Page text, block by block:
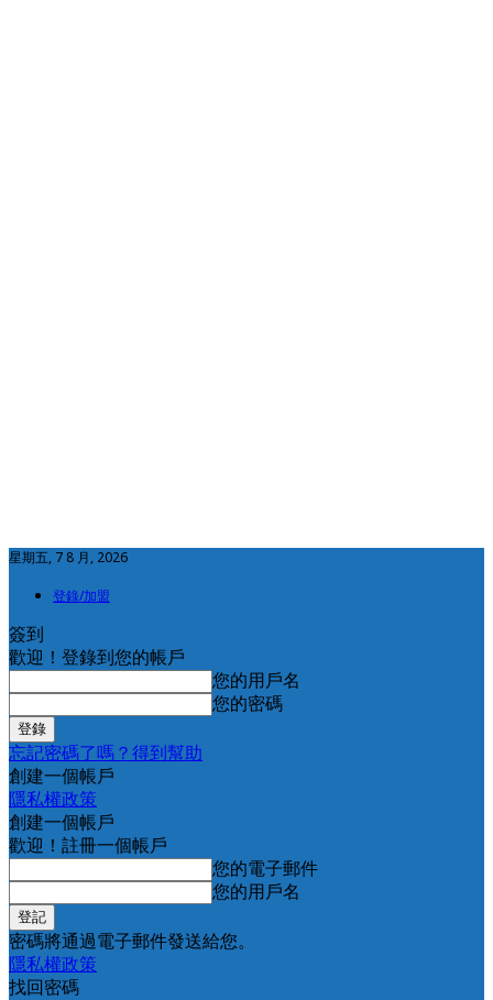
星期五, 7 8 月, 2026
登錄/加盟
簽到
歡迎！登錄到您的帳戶
您的用戶名
您的密碼
忘記密碼了嗎？得到幫助
創建一個帳戶
隱私權政策
創建一個帳戶
歡迎！註冊一個帳戶
您的電子郵件
您的用戶名
密碼將通過電子郵件發送給您。
隱私權政策
找回密碼